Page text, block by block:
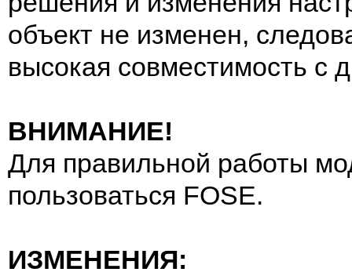
объект не изменен,
высокая совместимость с
ВНИМАНИЕ!
Для правильной работы
пользоваться FOSE.
ИЗМЕНЕНИЯ: